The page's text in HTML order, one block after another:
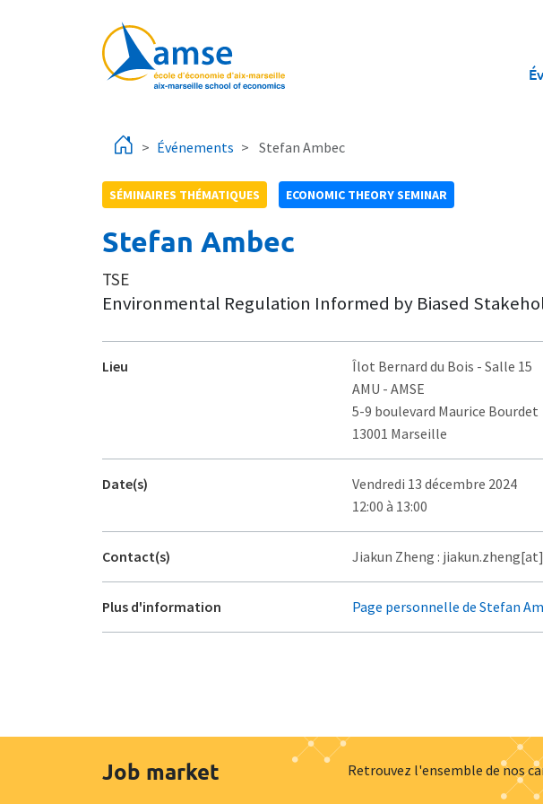
Événements Stefan Ambec
SÉMINAIRES THÉMATIQUES ECONOMIC THEORY SEMINAR
Stefan Ambec
TSE
Environmental Regulation Informed by Biased
Lieu Îlot Bernard du Bois - Salle 15
AMU - AMSE
5-9 boulevard Maurice Bourdet
13001 Marseille
Date(s)
Vendredi 13 décembre 2024
12:00 à 13:00
Contact(s) Jiakun Zheng :
Plus d'information Page personnelle de Stefan
Job market Retrouvez l'ensemble de nos